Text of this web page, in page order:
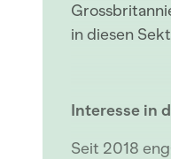
in diesen
Interesse in
Seit 2018